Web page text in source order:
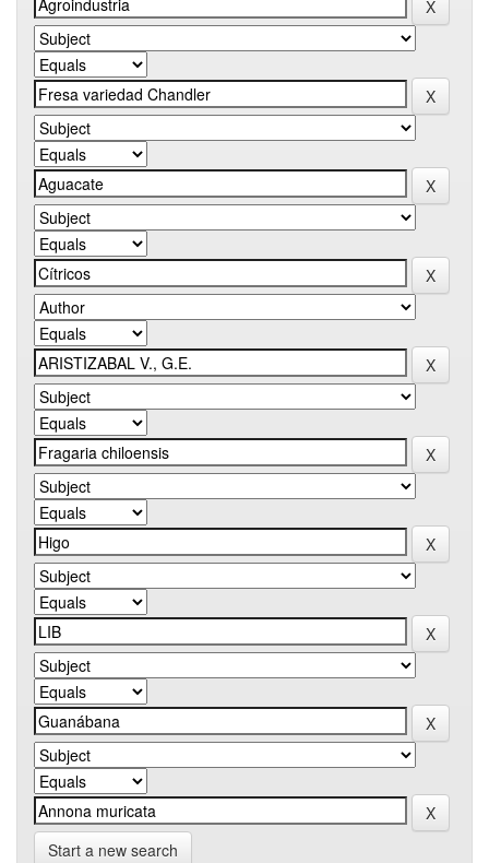
Start a new search